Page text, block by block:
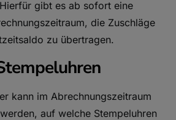
gibt es ab sofort eine
die Zuschläge
zu übertragen.
kann im Abrechnungszeitraum
auf welche Stempeluhren